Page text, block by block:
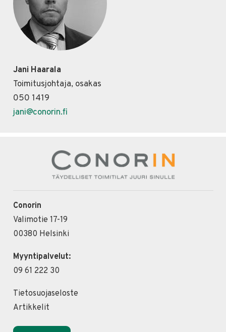
Jani Haarala
Toimitusjohtaja, osakas
050 1419
jani@conorin.fi
Conorin
Valimotie 17-19
00380 Helsinki
Myyntipalvelut:
09 61 222 30
Tietosuojaseloste
Artikkelit